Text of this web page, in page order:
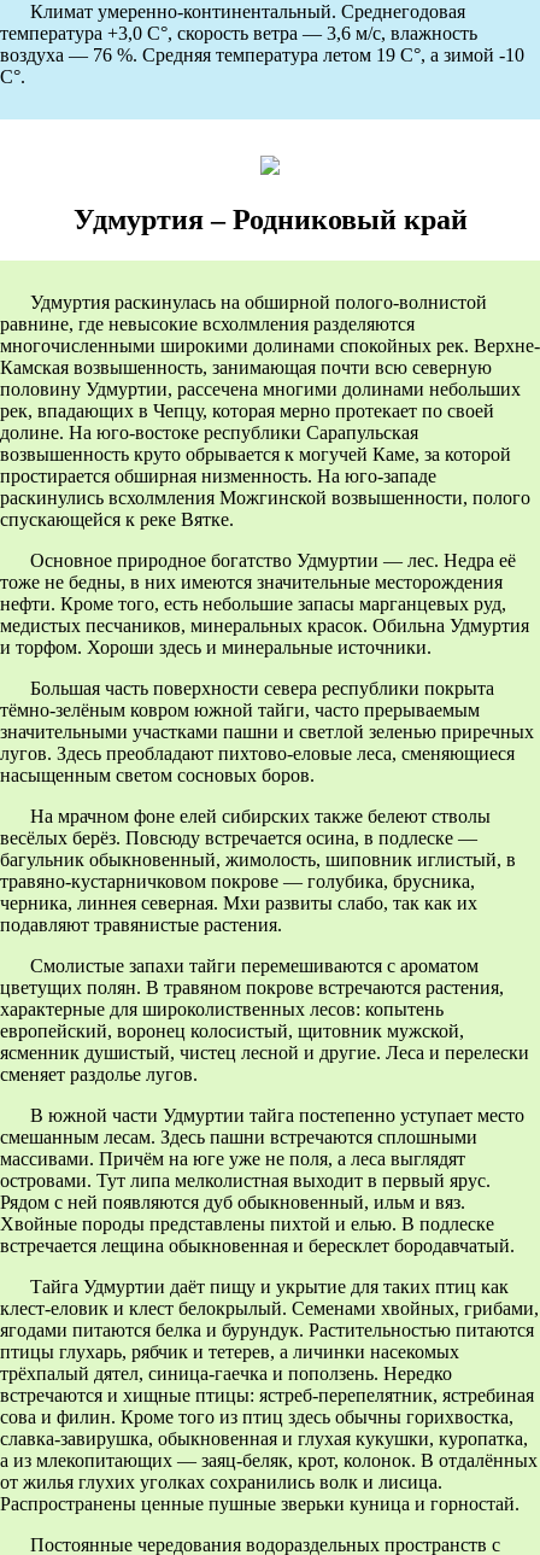
Климат умеренно-континентальный. Среднегодовая
температура +3,0 C°, скорость ветра — 3,6 м/с, влажность
воздуха — 76 %. Средняя температура летом 19 C°, а зимой -10
C°.
Удмуртия – Родниковый край
Удмуртия раскинулась на обширной полого-волнистой
равнине, где невысокие всхолмления разделяются
многочисленными широкими долинами спокойных рек. Верхне-
Камская возвышенность, занимающая почти всю северную
половину Удмуртии, рассечена многими долинами небольших
рек, впадающих в Чепцу, которая мерно протекает по своей
долине. На юго-востоке республики Сарапульская
возвышенность круто обрывается к могучей Каме, за которой
простирается обширная низменность. На юго-западе
раскинулись всхолмления Можгинской возвышенности, полого
спускающейся к реке Вятке.
Основное природное богатство Удмуртии — лес. Недра её
тоже не бедны, в них имеются значительные месторождения
нефти. Кроме того, есть небольшие запасы марганцевых руд,
медистых песчаников, минеральных красок. Обильна Удмуртия
и торфом. Хороши здесь и минеральные источники.
Большая часть поверхности севера республики покрыта
тёмно-зелёным ковром южной тайги, часто прерываемым
значительными участками пашни и светлой зеленью приречных
лугов. Здесь преобладают пихтово-еловые леса, сменяющиеся
насыщенным светом сосновых боров.
На мрачном фоне елей сибирских также белеют стволы
весёлых берёз. Повсюду встречается осина, в подлеске —
багульник обыкновенный, жимолость, шиповник иглистый, в
травяно-кустарничковом покрове — голубика, брусника,
черника, линнея северная. Мхи развиты слабо, так как их
подавляют травянистые растения.
Смолистые запахи тайги перемешиваются с ароматом
цветущих полян. В травяном покрове встречаются растения,
характерные для широколиственных лесов: копытень
европейский, воронец колосистый, щитовник мужской,
ясменник душистый, чистец лесной и другие. Леса и перелески
сменяет раздолье лугов.
В южной части Удмуртии тайга постепенно уступает место
смешанным лесам. Здесь пашни встречаются сплошными
массивами. Причём на юге уже не поля, а леса выглядят
островами. Тут липа мелколистная выходит в первый ярус.
Рядом с ней появляются дуб обыкновенный, ильм и вяз.
Хвойные породы представлены пихтой и елью. В подлеске
встречается лещина обыкновенная и бересклет бородавчатый.
Тайга Удмуртии даёт пищу и укрытие для таких птиц как
клест-еловик и клест белокрылый. Семенами хвойных, грибами,
ягодами питаются белка и бурундук. Растительностью питаются
птицы глухарь, рябчик и тетерев, а личинки насекомых
трёхпалый дятел, синица-гаечка и поползень. Нередко
встречаются и хищные птицы: ястреб-перепелятник, ястребиная
сова и филин. Кроме того из птиц здесь обычны горихвостка,
славка-завирушка, обыкновенная и глухая кукушки, куропатка,
а из млекопитающих — заяц-беляк, крот, колонок. В отдалённых
от жилья глухих уголках сохранились волк и лисица.
Распространены ценные пушные зверьки куница и горностай.
Постоянные чередования водораздельных пространств с